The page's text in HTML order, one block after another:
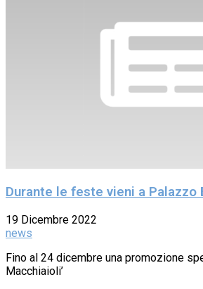
Durante le feste vieni a Palazzo
19 Dicembre 2022
news
Fino al 24 dicembre una promozione
Macchiaioli’